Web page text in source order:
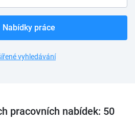
Nabídky práce
vyhledávání
pracovních nabídek: 50